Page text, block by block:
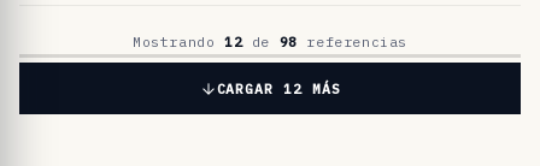
p
r
Mostrando 12de 98 referencias
CARGAR 12 MÁS